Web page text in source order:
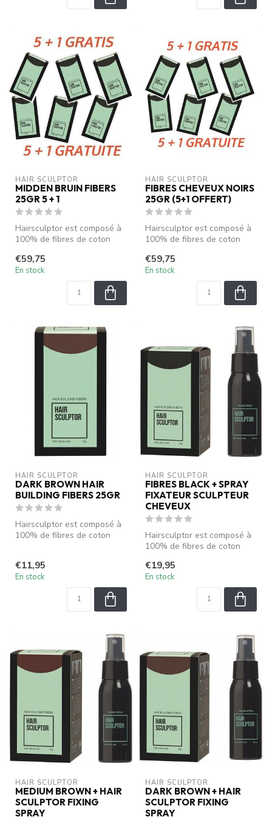
HAIR SCULPTOR
MIDDEN BRUIN FIBERS
25GR 5 + 1
Hairsculptor est composé à
100% de fibres de coton
électrostati...
€59,75
En stock
HAIR SCULPTOR
FIBRES CHEVEUX NOIRS
25GR (5+1 OFFERT)
Hairsculptor est composé à
100% de fibres de coton
électrostati...
€59,75
En stock
HAIR SCULPTOR
DARK BROWN HAIR
BUILDING FIBERS 25GR
Hairsculptor est composé à
100% de fibres de coton
€11,95
En stock
HAIR SCULPTOR
FIBRES BLACK + SPRAY
FIXATEUR SCULPTEUR
CHEVEUX
Hairsculptor est composé à
100% de fibres de coton
électrostati...
€19,95
En stock
HAIR SCULPTOR
MEDIUM BROWN + HAIR
SCULPTOR FIXING
SPRAY
HAIR SCULPTOR
DARK BROWN + HAIR
SCULPTOR FIXING
SPRAY